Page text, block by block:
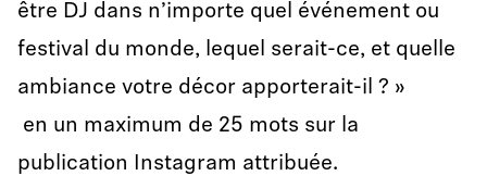
être DJ dans n’importe quel événement ou
festival du monde, lequel serait-ce, et quelle
ambiance votre décor apporterait-il ? »
en un maximum de 25 mots sur la
publication Instagram attribuée.